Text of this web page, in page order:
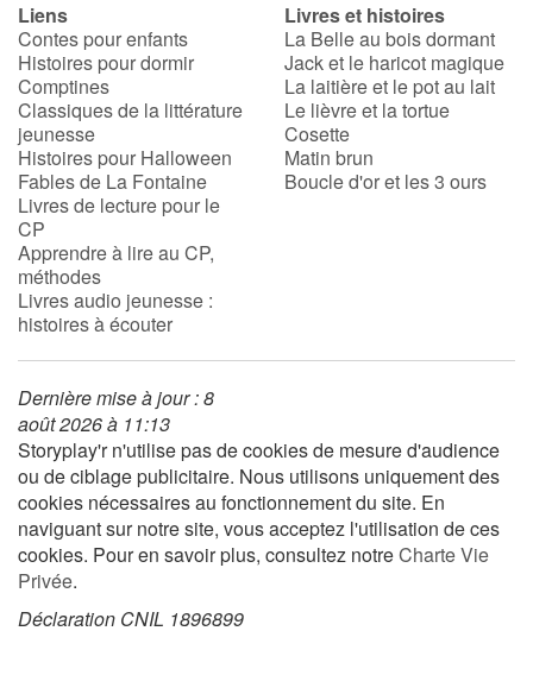
Écoles
Médiathèques
Vidéos & Tutoriaux
Blog
Actualités
Rencontres et témoignages
Contes d'ici et d'ailleurs
Autour de la lecture
Apprendre à lire
Livre audio
Liens
Contes pour enfants
Histoires pour dormir
Comptines
Classiques de la littérature
jeunesse
Histoires pour Halloween
Fables de La Fontaine
Livres de lecture pour le
CP
Apprendre à lire au CP,
méthodes
Livres audio jeunesse :
histoires à écouter
Livres et histoires
La Belle au bois dormant
Jack et le haricot magique
La laitière et le pot au lait
Le lièvre et la tortue
Cosette
Matin brun
Boucle d'or et les 3 ours
Dernière mise à jour : 8
août 2026 à 11:13
Storyplay'r n'utilise pas de cookies de mesure d'audience
ou de ciblage publicitaire. Nous utilisons uniquement des
cookies nécessaires au fonctionnement du site. En
naviguant sur notre site, vous acceptez l'utilisation de ces
cookies. Pour en savoir plus, consultez notreCharte Vie
Privée.
Déclaration CNIL 1896899